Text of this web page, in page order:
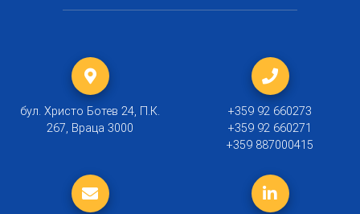
бул. Христо Ботев 24, П.К.
267, Враца 3000
+359 92 660273
+359 92 660271
+359 887000415